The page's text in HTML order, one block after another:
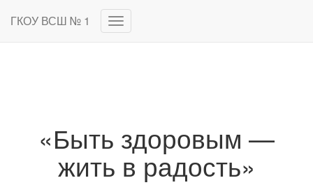
ГКОУ ВСШ № 1
Переключить
навигацию
«Быть здоровым —
жить в радость»